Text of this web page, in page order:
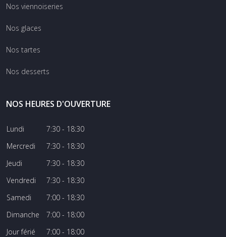
Nos viennoiseries
Nos glaces
Nos tartes
Nos desserts
NOS HEURES D'OUVERTURE
Lundi
Mercredi
Jeudi
Vendredi
Samedi
Dimanche
Jour férié
7:30 - 18:30
7:30 - 18:30
7:30 - 18:30
7:30 - 18:30
7:00 - 18:30
7:00 - 18:00
7:00 - 18:00